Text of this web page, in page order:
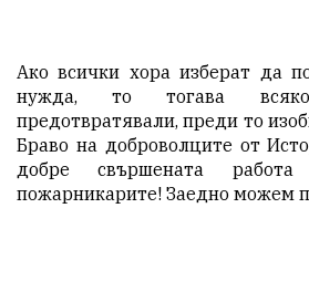
Ако всички хора изберат да
нужда, то тогава
предотвратявали, преди то
Браво на доброволците от
добре свършената
пожарникарите! Заедно можем